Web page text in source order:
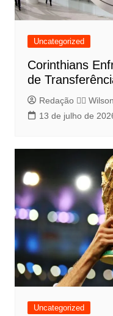
Uncategorized
Corinthians
de
Redação 👨‍⚖️​
13 de julho de
Uncategorized